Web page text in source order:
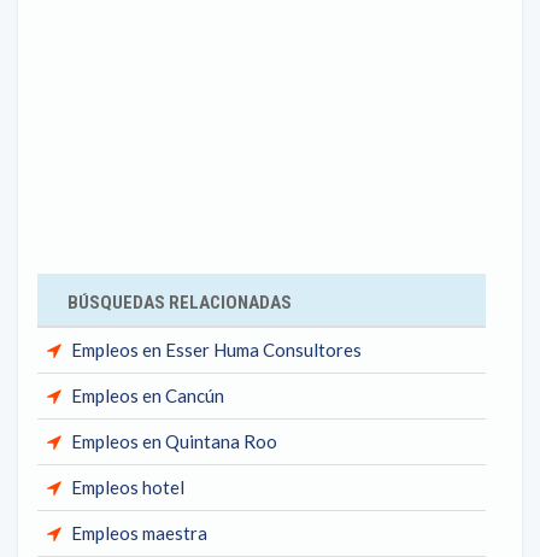
BÚSQUEDAS RELACIONADAS
Empleos en Esser Huma Consultores
Empleos en Cancún
Empleos en Quintana Roo
Empleos hotel
Empleos maestra